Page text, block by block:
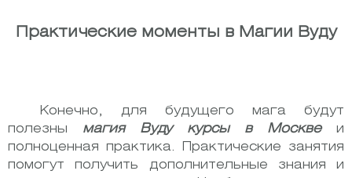
Практические моменты в Магии Вуду
Конечно, для будущего мага будут
полезны магия Вуду курсы в Москвеи
полноценная практика. Практические занятия
помогут получить дополнительные знания и